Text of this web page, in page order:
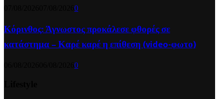
0
Κόρινθος: Άγνωστος προκάλεσε φθορές σε
κατάστημα – Καρέ καρέ η επίθεση (video-φωτο)
0